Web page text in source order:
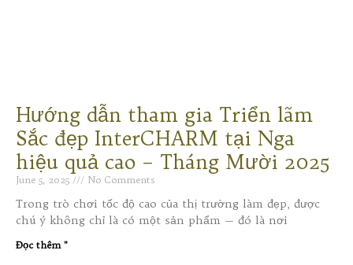
Hướng dẫn tham gia Triển lãm
Sắc đẹp InterCHARM tại Nga
hiệu quả cao – Tháng Mười 2025
June 5, 2025 No Comments
Trong trò chơi tốc độ cao của thị trường làm đẹp, được
chú ý không chỉ là có một sản phẩm — đó là nơi
Đọc thêm "